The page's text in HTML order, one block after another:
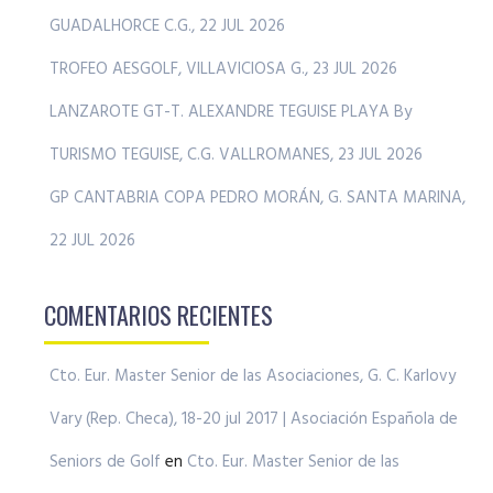
GUADALHORCE C.G., 22 JUL 2026
TROFEO AESGOLF, VILLAVICIOSA G., 23 JUL 2026
LANZAROTE GT-T. ALEXANDRE TEGUISE PLAYA By
TURISMO TEGUISE, C.G. VALLROMANES, 23 JUL 2026
GP CANTABRIA COPA PEDRO MORÁN, G. SANTA MARINA,
22 JUL 2026
COMENTARIOS RECIENTES
Cto. Eur. Master Senior de las Asociaciones, G. C. Karlovy
Vary (Rep. Checa), 18-20 jul 2017 | Asociación Española de
Seniors de Golf en Cto. Eur. Master Senior de las